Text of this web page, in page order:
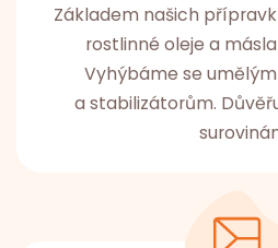
Základem našich
rostlinné oleje a
Vyhýbáme se
a stabilizátorům.